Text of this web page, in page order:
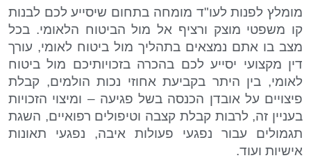
מומלץ לפנות לעו"ד מומחה בתחום שיסייע לכם לבנות
קו משפטי מוצק ורציף אל מול הביטוח הלאומי. בכל
מצב בו אתם נמצאים בתהליך מול ביטוח לאומי, עורך
דין מקצועי יסייע לכם בהכרה בזכויותיכם מול ביטוח
לאומי, בין היתר בקביעת אחוזי נכות הולמים, קבלת
פיצויים על אובדן הכנסה בשל פגיעה – ומיצוי הזכויות
בעניין זה, לרבות קבלת קצבה וטיפולים רפואיים, השגת
תגמולים עבור נפגעי פעולות איבה, נפגעי תאונות
אישיות ועוד.